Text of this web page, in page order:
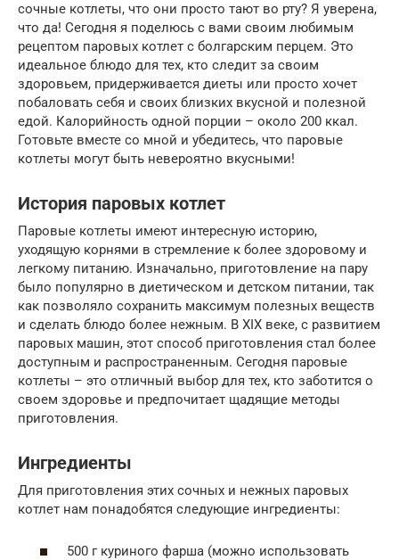
сочные котлеты, что они просто тают во рту? Я уверена,
что да! Сегодня я поделюсь с вами своим любимым
рецептом паровых котлет с болгарским перцем. Это
идеальное блюдо для тех, кто следит за своим
здоровьем, придерживается диеты или просто хочет
побаловать себя и своих близких вкусной и полезной
едой. Калорийность одной порции – около 200 ккал.
Готовьте вместе со мной и убедитесь, что паровые
котлеты могут быть невероятно вкусными!
История паровых котлет
Паровые котлеты имеют интересную историю,
уходящую корнями в стремление к более здоровому и
легкому питанию. Изначально, приготовление на пару
было популярно в диетическом и детском питании, так
как позволяло сохранить максимум полезных веществ
и сделать блюдо более нежным. В XIX веке, с развитием
паровых машин, этот способ приготовления стал более
доступным и распространенным. Сегодня паровые
котлеты – это отличный выбор для тех, кто заботится о
своем здоровье и предпочитает щадящие методы
приготовления.
Ингредиенты
Для приготовления этих сочных и нежных паровых
котлет нам понадобятся следующие ингредиенты:
500 г куриного фарша (можно использовать